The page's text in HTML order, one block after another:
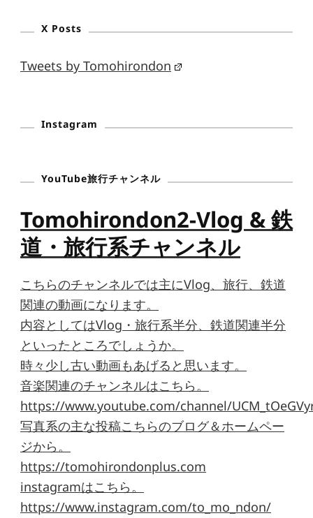
X Posts
Tweets by Tomohirondon
Instagram
YouTube旅行チャンネル
Tomohirondon2-Vlog & 鉄
道・旅行系チャンネル
こちらのチャンネルでは主にVlog、旅行、鉄道
関連の動画になります。
内容としてはVlog・旅行系半分、鉄道関連半分
といったところでしょうか。
時々少し古い動画もあげると思います。
音楽関連のチャンネルはこちら。
https://www.youtube.com/channel/
写真系の主な投稿こちらのブログ＆ホームペー
ジから。
https://tomohirondonplus.com
instagramはこちら。
https://www.instagram.com/to_mo_ndon/